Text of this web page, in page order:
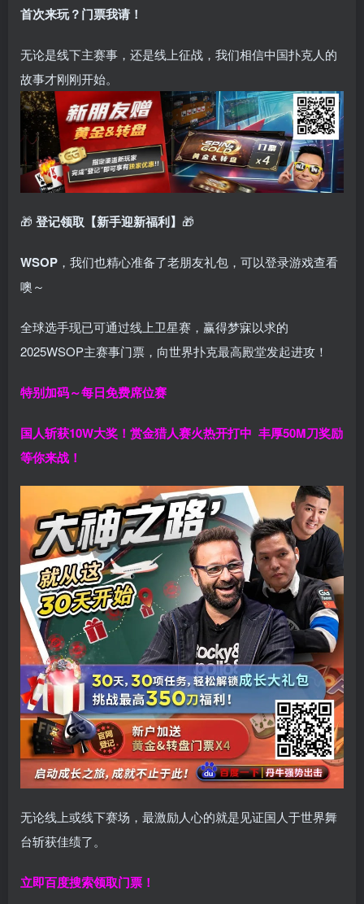
首次来玩？门票我请！
无论是线下主赛事，还是线上征战，我们相信中国扑克人的
故事才刚刚开始。
🎁 登记领取【新手迎新福利】 🎁
WSOP ，我们也精心准备了老朋友礼包，可以登录游戏查看
噢～
全球选手现已可通过线上卫星赛，赢得梦寐以求的
2025WSOP主赛事门票，向世界扑克最高殿堂发起进攻！
特别加码～每日免费席位赛
国人斩获10W大奖！ 赏金猎人赛火热开打中 丰厚50M刀奖励
等你来战！
无论线上或线下赛场，最激励人心的就是见证国人于世界舞
台斩获佳绩了。
立即百度搜索领取门票！